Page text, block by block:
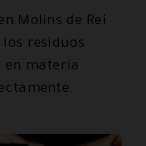
Molins de Rei
residuos
en materia